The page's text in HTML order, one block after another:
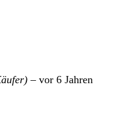
– vor 6 Jahren